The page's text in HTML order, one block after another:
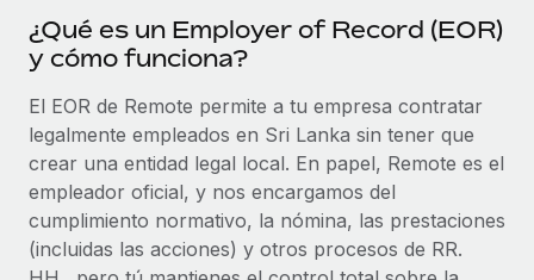
Pregunta a un experto
Obtén ayuda de gente experta en RR. HH. globales
y cumplimiento normativo.
Comprobaciones de antecedentes
Simplifica los procesos de cribado de candidatos.
Cumplimiento normativo
Adelántate a los riesgos de cumplimiento
normativo.
CASOS PRÁCTICOS
Nómina global
EOR y PEO
Contractor Management
Impuestos
¿Qué es un Employer of Record (EOR)
y cómo funciona?
El EOR de Remote permite a tu empresa contratar
legalmente empleados en Sri Lanka sin tener que
crear una entidad legal local. En papel, Remote es el
empleador oficial, y nos encargamos del
cumplimiento normativo, la nómina, las prestaciones
(incluidas las acciones) y otros procesos de RR.